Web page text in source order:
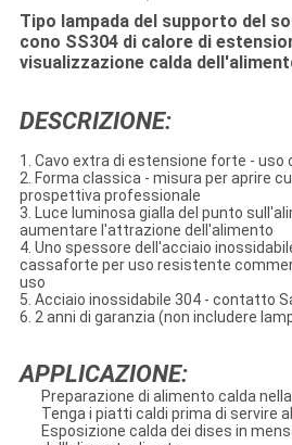
Tipo lampada del supporto del
cono SS304 di calore di
visualizzazione calda
DESCRIZIONE:
1. Cavo extra di estensione forte - uso
2. Forma classica - misura per aprire
prospettiva professionale
3. Luce luminosa gialla del punto
aumentare l'attrazione dell'alimento
4. Uno spessore dell'acciaio
cassaforte per uso resistente
uso
5. Acciaio inossidabile 304 - contatto
6. 2 anni di garanzia (non includere
APPLICAZIONE:
Preparazione di alimento calda
Tenga i piatti caldi prima di servire
Esposizione calda dei dises in